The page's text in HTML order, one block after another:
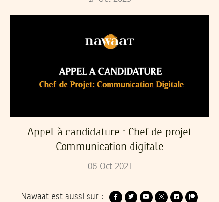
Appel à candidature : Chef de projet
Communication digitale
06 Oct 2021
Nawaat est aussi sur :